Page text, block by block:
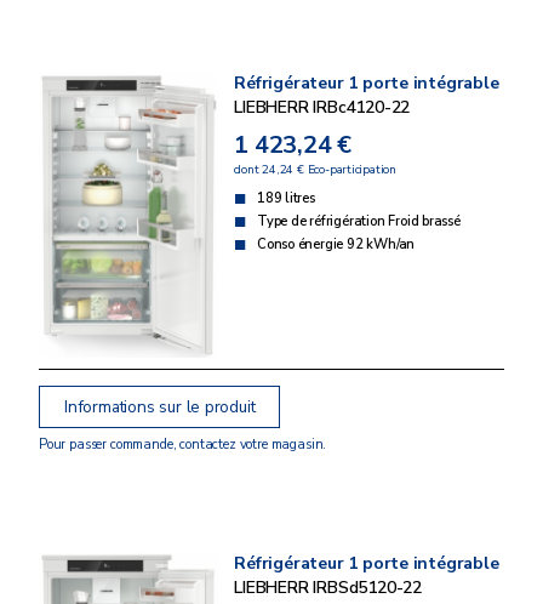
Réfrigérateur 1 porte intégrable
LIEBHERR IRBc4120-22
1 423,24 €
dont 24,24 € Eco-participation
189 litres
Type de réfrigération Froid brassé
Conso énergie 92 kWh/an
Informations sur le produit
Pour passer commande, contactez votre magasin.
Réfrigérateur 1 porte intégrable
LIEBHERR IRBSd5120-22